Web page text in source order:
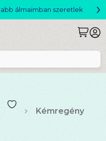
álmaimban szeretlek ›
Kémregény